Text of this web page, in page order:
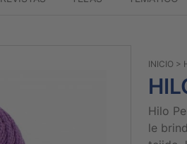
INICIO >
Hilo
le